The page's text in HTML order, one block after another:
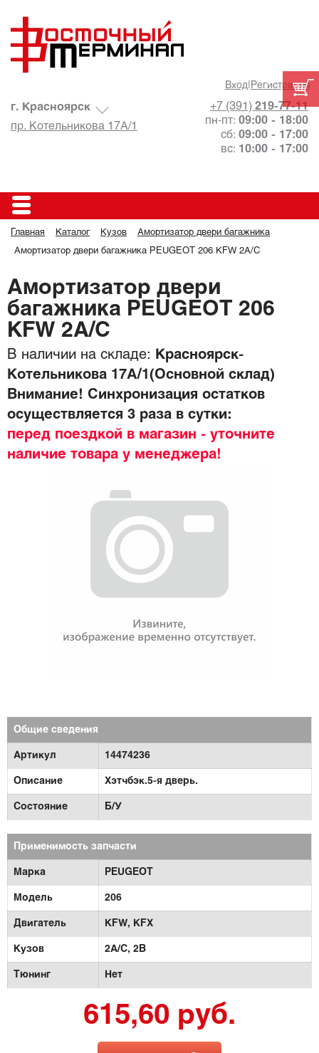
Вход| Регистрация
+7 (391) 219-77-11
пн-пт: 09:00 - 18:00
сб: 09:00 - 17:00
вс: 10:00 - 17:00
г. Красноярск
пр. Котельникова 17А/1
Главная Каталог Кузов Амортизатор двери багажника
Амортизатор двери багажника PEUGEOT 206 KFW 2A/C
Амортизатор двери
багажника PEUGEOT 206
KFW 2A/C
В наличии на складе:
Красноярск-
Котельникова 17А/1(Основной склад)
Внимание! Синхронизация остатков
осуществляется 3 раза в сутки:
перед поездкой в магазин - уточните
наличие товара у менеджера!
Общие сведения
Артикул 14474236
Описание Хэтчбэк.5-я дверь.
Состояние Б/У
Применимость запчасти
Марка PEUGEOT
Модель 206
Двигатель KFW, KFX
Кузов 2A/C, 2B
Тюнинг Нет
615,60 руб.